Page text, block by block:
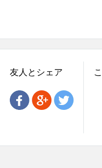
友人とシェア